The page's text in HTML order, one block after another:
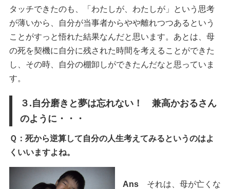
タッチできたのも、「わたしが、わたしが」という思考
が薄いから、自分が当事者からやや離れつつあるという
ことがすっと悟れた結果なんだと思います。あとは、母
の死を契機に自分に残された時間を考えることができた
し、その時、自分の棚卸しができたんだなと思っていま
す。
３.自分磨きと夢は忘れない！ 兼高かおるさん
のように・・・
Ｑ：死から逆算して自分の人生考えてみるというのはよ
くいいますよね。
Ans それは、母が亡くな